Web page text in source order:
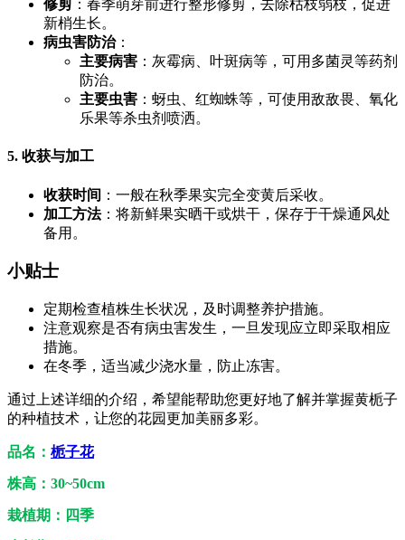
修剪 ：春季萌芽前进行整形修剪，去除枯枝弱枝，促进
新梢生长。
病虫害防治：
主要病害 ：灰霉病、叶斑病等，可用多菌灵等药剂
防治。
主要虫害 ：蚜虫、红蜘蛛等，可使用敌敌畏、氧化
乐果等杀虫剂喷洒。
5. 收获与加工
收获时间 ：一般在秋季果实完全变黄后采收。
加工方法：将新鲜果实晒干或烘干，保存于干燥通风处
备用。
小贴士
定期检查植株生长状况，及时调整养护措施。
注意观察是否有病虫害发生，一旦发现应立即采取相应
措施。
在冬季，适当减少浇水量，防止冻害。
通过上述详细的介绍，希望能帮助您更好地了解并掌握黄栀子
的种植技术，让您的花园更加美丽多彩。
品名： 栀子花
株高：30~50cm
栽植期：四季